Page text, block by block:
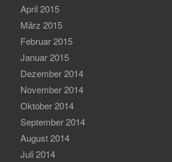
April 2015
März 2015
Februar 2015
Januar 2015
Dezember 2014
November 2014
Oktober 2014
September 2014
August 2014
Juli 2014